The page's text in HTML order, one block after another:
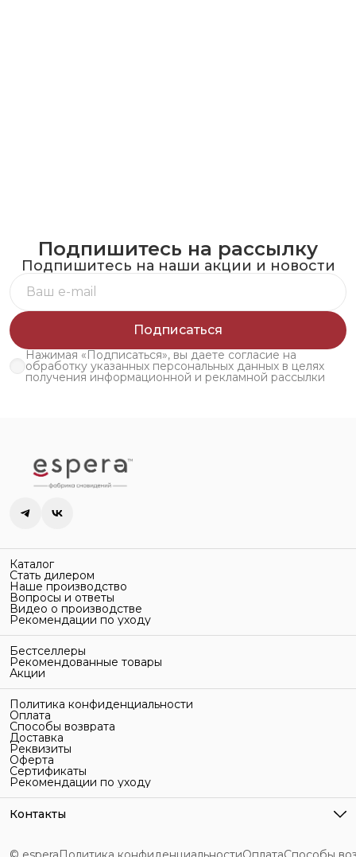
Подпишитесь на рассылку
Подпишитесь на наши акции и новости
Подписаться
Нажимая «Подписаться», вы даете согласие на
обработку указанных персональных данных в целях
получения информационной и рекламной рассылки
Каталог
Стать дилером
Наше производство
Вопросы и ответы
Видео о производстве
Рекомендации по уходу
Бестселлеры
Рекомендованные товары
Акции
Политика конфиденциальности
Оплата
Способы возврата
Доставка
Реквизиты
Оферта
Сертификаты
Рекомендации по уходу
Контакты